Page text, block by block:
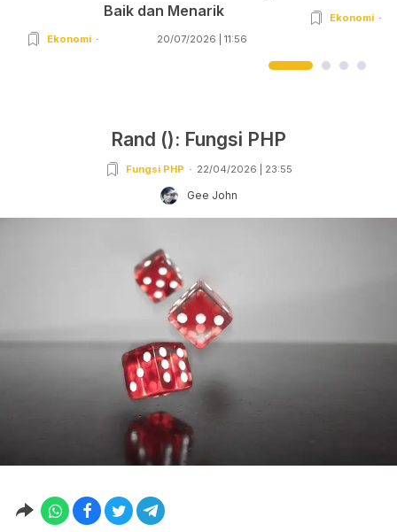
Baik dan Menarik
Ekonomi 20/07/2026 | 11:56
Ekonomi
Rand (): Fungsi PHP
Fungsi PHP 22/04/2026 | 23:55
Gee John